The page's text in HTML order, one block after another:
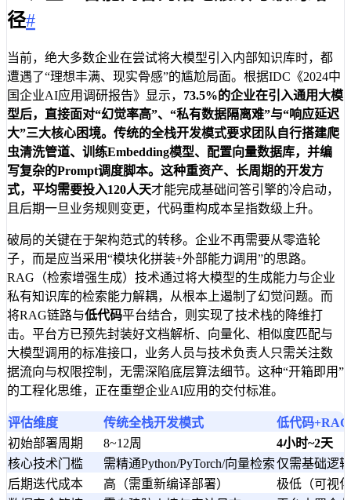
径#
当前，绝大多数企业在尝试将大模型引入内部知识库时，都
遭遇了“理想丰满、现实骨感”的尴尬局面。根据IDC《2024中
国企业AI应用调研报告》显示， 73.5% 的企业在引入通用大模
型后，直接面对“幻觉率高”、“私有数据隔离难”与“响应延迟
大”三大核心困境。传统的全栈开发模式要求团队自行搭建爬
虫清洗管道、训练Embedding模型、配置向量数据库，并编
写复杂的Prompt调度脚本。这种重资产、长周期的开发方
式，平均需要投入120人天才能完成基础问答引擎的冷启动，
且后期一旦业务规则变更，代码重构成本呈指数级上升。
破局的关键在于架构范式的转移。企业不再需要从零造轮
子，而是应当采用“模块化拼装+外部能力调用”的思路。
RAG（检索增强生成）技术通过将大模型的生成能力与企业
私有知识库的检索能力解耦，从根本上遏制了幻觉问题。而
将RAG链路与低代码平台结合，则实现了技术栈的降维打
击。平台方已预先封装好文档解析、向量化、相似度匹配与
大模型调用的标准接口，业务人员与技术负责人只需关注数
据流向与权限控制，无需深陷底层算法细节。这种“开箱即用”
的工程化思维，正在重塑企业AI应用的交付标准。
评估维度 传统全栈开发模式
低代码
初始部署周期
8~12周
4小时~2天
核心技术门槛
需精通Python/PyTorch/向量检索仅需基础逻
后期迭代成本
高（需重新编译部署）
极低（可视